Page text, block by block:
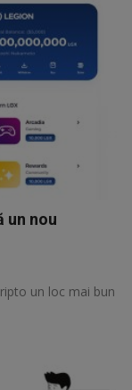
un nou
un loc mai bun